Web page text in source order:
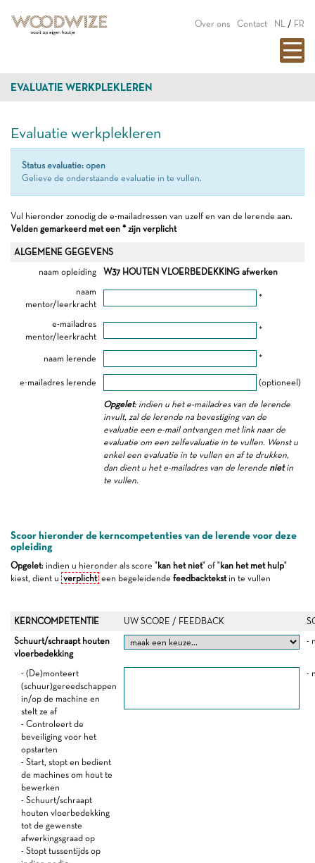
Over ons Contact NL / FR
EVALUATIE WERKPLEKLEREN
Evaluatie werkplekleren
Status evaluatie: open
Gelieve de onderstaande evaluatie in te vullen.
Vul hieronder zonodig de e-mailadressen van uzelf en van de lerende aan.
Velden gemarkeerd met een * zijn verplicht
ALGEMENE GEGEVENS
naam opleiding
W37 HOUTEN VLOERBEDEKKING afwerken
naam
mentor/leerkracht
*
e-mailadres
mentor/leerkracht
*
naam lerende *
e-mailadres lerende (optioneel)
Opgelet: indien u het e-mailadres van de lerende
invult, zal de lerende na bevestiging van de
evaluatie een e-mail ontvangen met link naar de
evaluatie om een zelfevaluatie in te vullen. Wenst u
enkel een evaluatie in te vullen en af te drukken,
dan dient u het e-mailadres van de lerende nietin
te vullen.
Scoor hieronder de kerncompetenties van de lerende voor deze
opleiding
Opgelet: indien u hieronder als score "kan het niet" of "kan het met hulp"
kiest, dient u verplicht een begeleidende feedbacktekstin te vullen
KERNCOMPETENTIE UW SCORE / FEEDBACK
Schuurt/schraapt houten
vloerbedekking
-
- (De)monteert
(schuur)gereedschappen
in/op de machine en
stelt ze af
- Controleert de
beveiliging voor het
opstarten
- Start, stopt en bedient
de machines om hout te
bewerken
- Schuurt/schraapt
houten vloerbedekking
tot de gewenste
afwerkingsgraad op
- Stopt tussentijds op
-